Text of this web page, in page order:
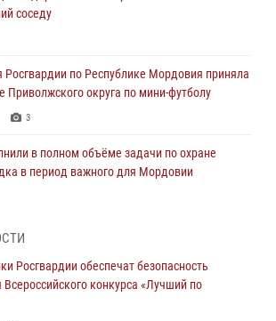
соседу
по Республике Мордовия приняла
Приволжского округа по мини-футболу
3
в полном объёме задачи по охране
в период важного для Мордовии
посвящённых 25-летию канонизации
Росгвардии обеспечат безопасность
конкурса «Лучший по